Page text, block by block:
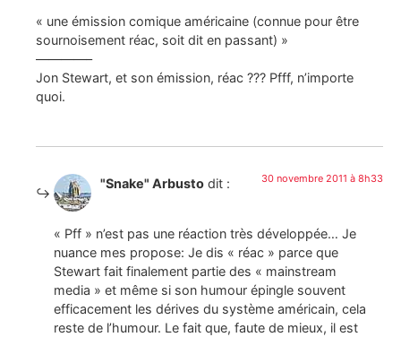
« une émission comique américaine (connue pour être
sournoisement réac, soit dit en passant) »
————–
Jon Stewart, et son émission, réac ??? Pfff, n’importe
quoi.
"Snake" Arbusto dit : 30 novembre 2011 à 8h33
« Pff » n’est pas une réaction très développée… Je
nuance mes propose: Je dis « réac » parce que
Stewart fait finalement partie des « mainstream
media » et même si son humour épingle souvent
efficacement les dérives du système américain, cela
reste de l’humour. Le fait que, faute de mieux, il est